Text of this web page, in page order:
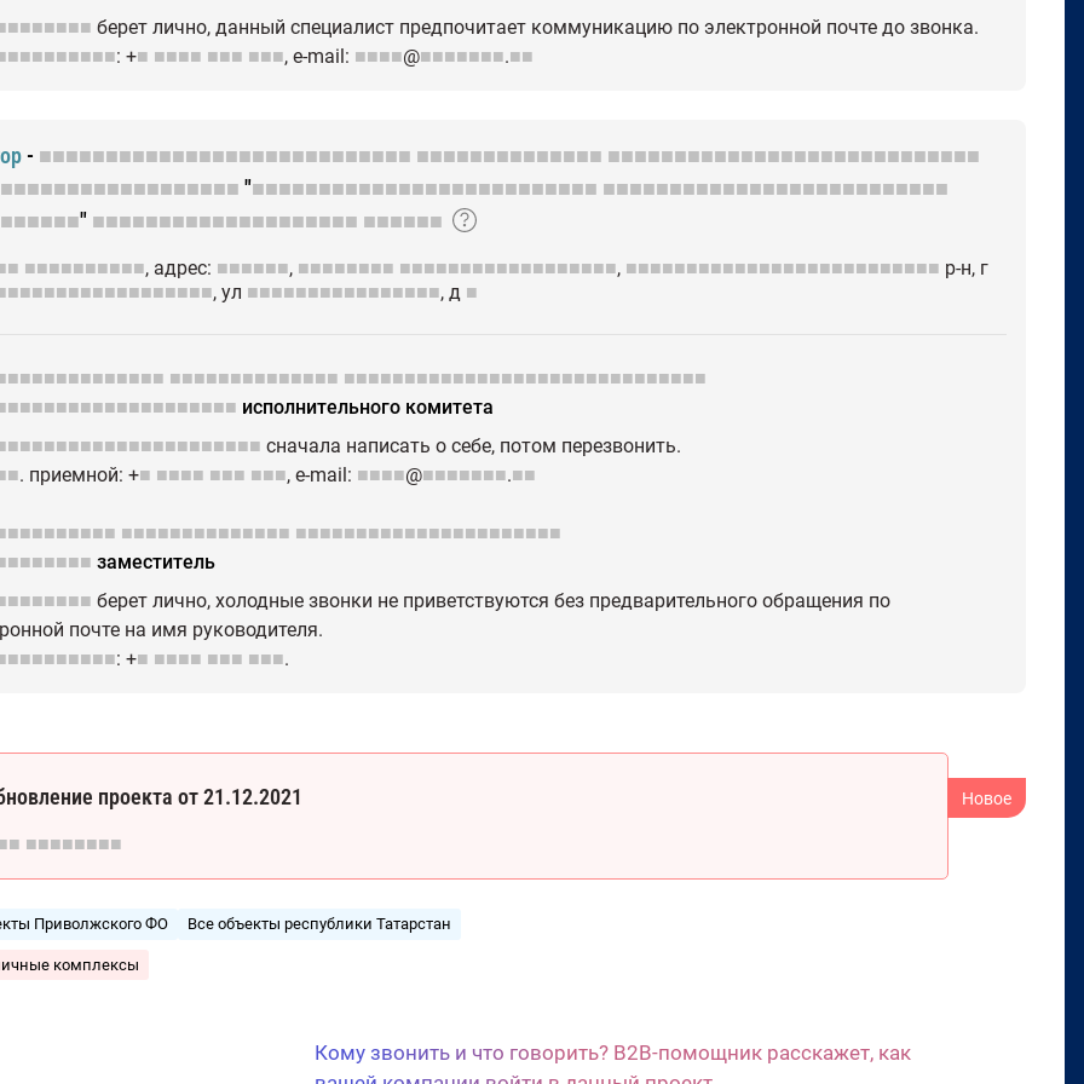
берет лично, данный специалист предпочитает коммуникацию по электронной почте до звонка.
: +■ ■■■■ ■■■ ■■■, е-mail: ■■■■@■■■■■■■.■■
- ■■■■■■■■■■■■■■■■■■■■■■■■■■■■ ■■■■■■■■■■■■■■ ■■■■■■■■■■■■■■■■■■■■■■■■■■■■
"■■■■■■■■■■■■■■■■■■■■■■■■■■ ■■■■■■■■■■■■■■■■■■■■■■■■■■
" ■■■■■■■■■■■■■■■■■■■■ ■■■■■■
■■■■■■■■■■, адрес: ■■■■■■, ■■■■■■■■ ■■■■■■■■■■■■■■■■■■, ■■■■■■■■■■■■■■■■■■■■■■■■■■ р-н, г
, ул ■■■■■■■■■■■■■■■■, д ■
■■■■■■■■■■■■■■ ■■■■■■■■■■■■■■■■■■■■■■■■■■■■■■
исполнительного комитета
сначала написать о себе, потом перезвонить.
. приемной: +■ ■■■■ ■■■ ■■■, е-mail: ■■■■@■■■■■■■.■■
■■■■■■■■■■■■■■ ■■■■■■■■■■■■■■■■■■■■■■
заместитель
берет лично, холодные звонки не приветствуются без предварительного обращения по
почте на имя руководителя.
: +■ ■■■■ ■■■ ■■■.
проекта от 21.12.2021
■■■■■■■■
Приволжского ФО Все объекты республики Татарстан
комплексы
Кому звонить и что говорить? B2B-помощник расскажет, как